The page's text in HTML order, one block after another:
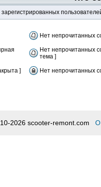
Нет непрочитанных
Нет непрочитанных
тема ]
] Нет непрочитанных
2026 scooter-remont.com О